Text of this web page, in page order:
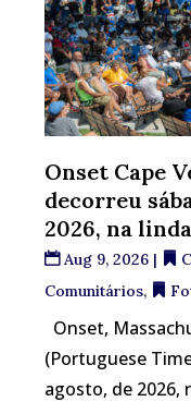
Onset Cape
decorreu
2026, na
Aug 9, 2026 |
Comunitários,
Onset,
(Portuguese
agosto, de 2026,